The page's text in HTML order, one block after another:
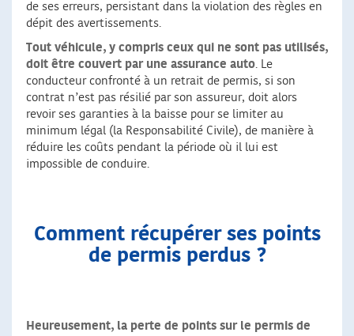
de ses erreurs, persistant dans la violation des règles en
dépit des avertissements.
Tout véhicule, y compris ceux qui ne sont pas utilisés,
doit être couvert par une assurance auto. Le
conducteur confronté à un retrait de permis, si son
contrat n’est pas résilié par son assureur, doit alors
revoir ses garanties à la baisse pour se limiter au
minimum légal (la Responsabilité Civile), de manière à
réduire les coûts pendant la période où il lui est
impossible de conduire.
Comment récupérer ses points
de permis perdus ?
Heureusement, la perte de points sur le permis de